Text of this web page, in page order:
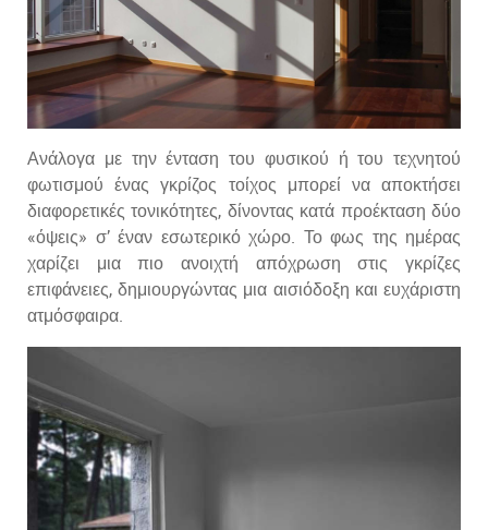
Ανάλογα με την ένταση του φυσικού ή του τεχνητού
φωτισμού ένας γκρίζος τοίχος μπορεί να αποκτήσει
διαφορετικές τονικότητες, δίνοντας κατά προέκταση δύο
«όψεις» σ’ έναν εσωτερικό χώρο. Το φως της ημέρας
χαρίζει μια πιο ανοιχτή απόχρωση στις γκρίζες
επιφάνειες, δημιουργώντας μια αισιόδοξη και ευχάριστη
ατμόσφαιρα.